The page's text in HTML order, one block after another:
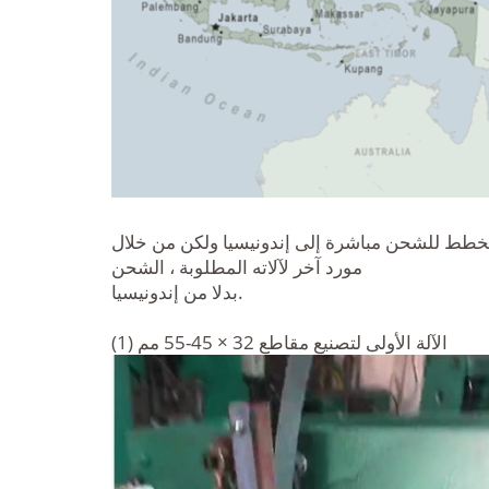
للشحن مباشرة إلى إندونيسيا ولكن من خلال
مورد آخر لآلاته المطلوبة ، الشحن
بدلا من إندونيسيا.
(1) الآلة الأولى لتصنيع مقاطع 32 × 45-55 مم